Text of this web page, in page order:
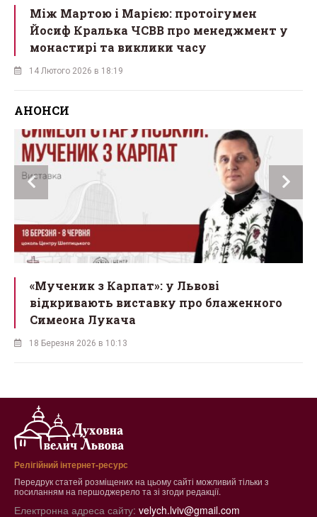
Між Мартою і Марією: протоігумен
Йосиф Кралька ЧСВВ про менеджмент у
монастирі та виклики часу
14 Лютого 2026 в 18:19
АНОНСИ
«Мученик з Карпат»: у Львові
відкривають виставку про блаженного
Симеона Лукача
18 Березня 2026 в 10:13
Релігійний інтернет-ресурс
Передрук статей розміщених на цьому сайті можливий тільки з
посиланням на першоджерело та зі згоди редакції.
Електронна адреса сайту: velych.lviv@gmail.com